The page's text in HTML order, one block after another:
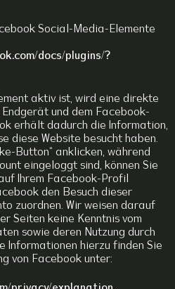
Social-Media-Elemente
docs/plugins/?
aktiv ist, wird eine direkte
und dem Facebook-
erhält dadurch die Information,
diese Website besucht haben.
Button“ anklicken, während
eingeloggt sind, können Sie
Ihrem Facebook-Profil
den Besuch dieser
zuordnen. Wir weisen darauf
Seiten keine Kenntnis vom
sowie deren Nutzung durch
Informationen hierzu finden Sie
von Facebook unter: